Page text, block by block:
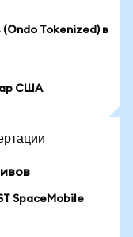
Tokenized) в
США
SpaceMobile